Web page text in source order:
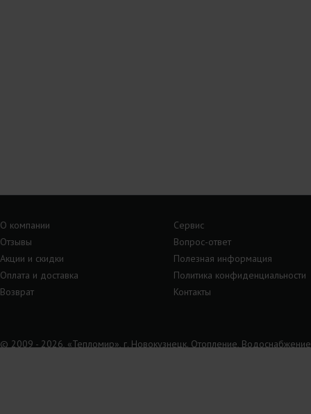
О компании
Сервис
Отзывы
Вопрос-ответ
Акции и скидки
Полезная информация
Оплата и доставка
Политика конфиденциальности
Возврат
Контакты
© 2009 - 2026, «Тепломир», г. Новокузнецк. Отопление,